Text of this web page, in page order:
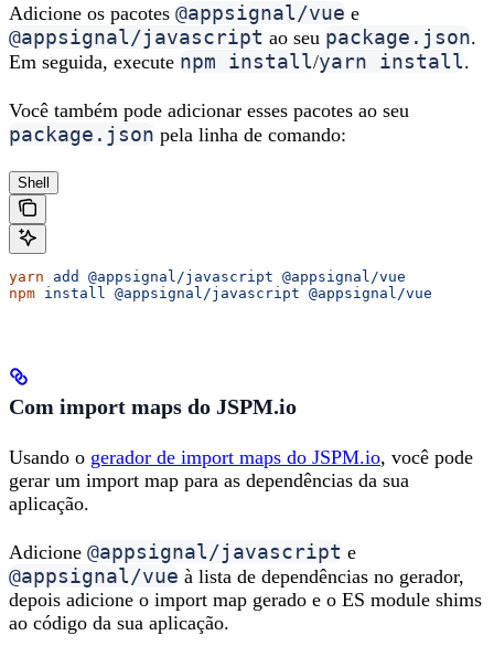
Adicione os pacotes @appsignal/vue e
@appsignal/javascript ao seu package.json.
Em seguida, execute npm install/yarn install.
Você também pode adicionar esses pacotes ao seu
package.json pela linha de comando:
Shell
yarn add @appsignal/javascript @appsignal/vue
npm install @appsignal/javascript @appsignal/vue
Com import maps do JSPM.io
Usando o gerador de import maps do JSPM.io, você pode
gerar um import map para as dependências da sua
aplicação.
Adicione @appsignal/javascript e
@appsignal/vue à lista de dependências no gerador,
depois adicione o import map gerado e o ES module shims
ao código da sua aplicação.